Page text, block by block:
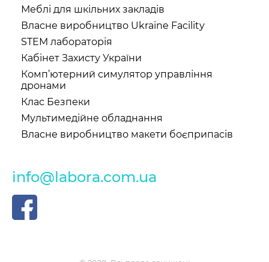
Меблі для шкільних закладів
Власне виробництво Ukraine Facility
STEM лабораторія
Кабінет Захисту України
Комп’ютерний симулятор управління
дронами
Клас Безпеки
Мультимедійне обладнання
Власне виробництво макети боєприпасів
info@labora.com.ua